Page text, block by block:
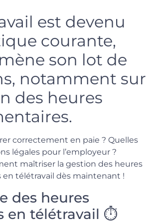
est devenu
courante,
son lot de
notamment sur
des heures
correctement en paie ? Quelles
légales pour l’employeur ?
maîtriser la gestion des heures
télétravail dès maintenant !
des heures
en télétravail ⏱️